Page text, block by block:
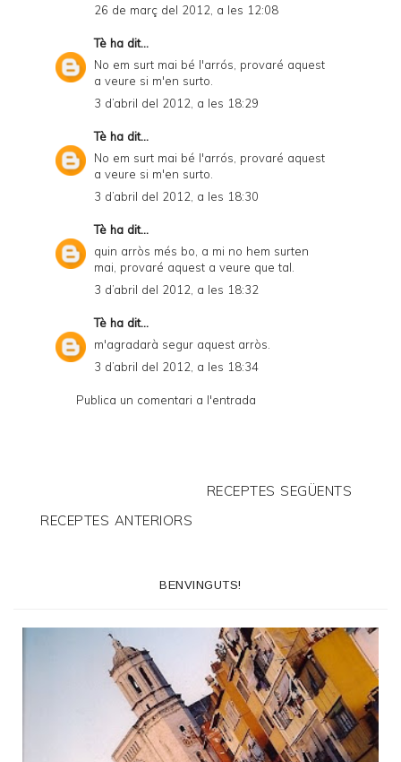
26 de març del 2012, a les 12:08
Tè ha dit...
No em surt mai bé l'arrós, provaré aquest
a veure si m'en surto.
3 d’abril del 2012, a les 18:29
Tè ha dit...
No em surt mai bé l'arrós, provaré aquest
a veure si m'en surto.
3 d’abril del 2012, a les 18:30
Tè ha dit...
quin arròs més bo, a mi no hem surten
mai, provaré aquest a veure que tal.
3 d’abril del 2012, a les 18:32
Tè ha dit...
m'agradarà segur aquest arròs.
3 d’abril del 2012, a les 18:34
Publica un comentari a l'entrada
RECEPTES SEGÜENTS
RECEPTES ANTERIORS
BENVINGUTS!